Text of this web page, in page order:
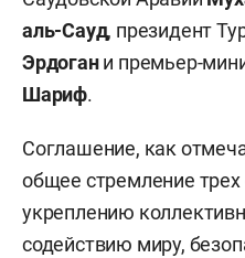
аль-Сауд, президент
Эрдогани премьер-
Шариф.
Соглашение, как
общее стремление
укреплению
содействию миру,